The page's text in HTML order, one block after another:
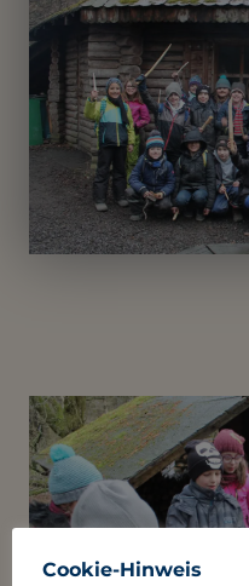
Cookie-Hinweis